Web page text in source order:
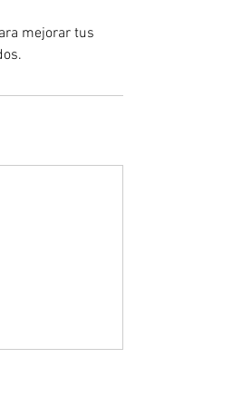
mejorar tus